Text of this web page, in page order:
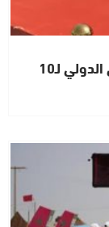
الدشيرة تحتضن النسخة الثانية من السباق الدولي لـ10